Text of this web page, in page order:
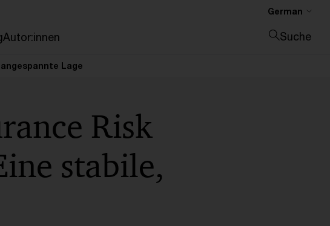
Autor:innen
German
Suche
Lage
Risk
stabile,